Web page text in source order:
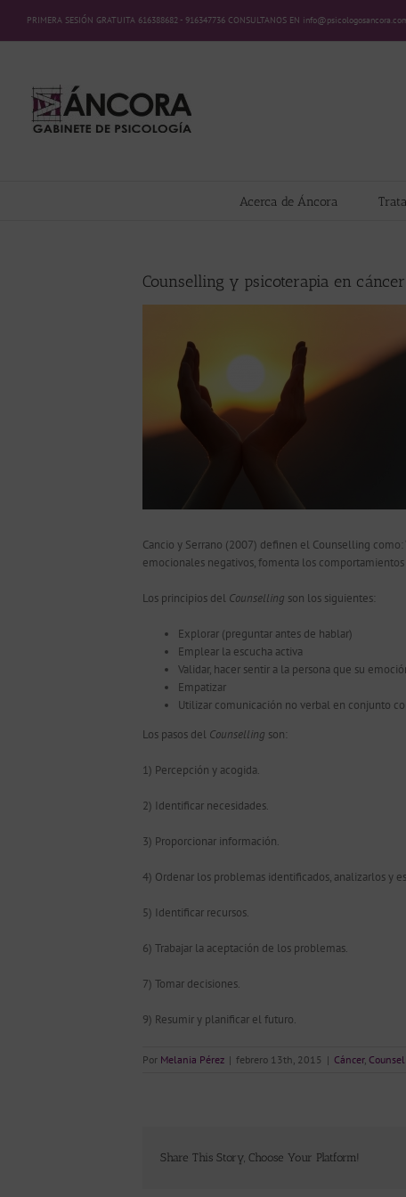
contenido
PRIMERA SESIÓN GRATUITA 616388682 - 916347736 CONSULTANOS EN
Acerca de Áncora
Counselling y psicoterapia en cáncer
Cancio y Serrano (2007) definen el Counselling
emocionales negativos, fomenta los
Los principios del Counselling son los siguientes:
Explorar (preguntar antes de hablar)
Emplear la escucha activa
Validar, hacer sentir a la persona que su
Empatizar
Utilizar comunicación no verbal en conjunto
Los pasos del Counselling son:
1) Percepción y acogida.
2) Identificar necesidades.
3) Proporcionar información.
4) Ordenar los problemas identificados, analizarlos y
5) Identificar recursos.
6) Trabajar la aceptación de los problemas.
7) Tomar decisiones.
9) Resumir y planificar el futuro.
Por Melania Pérez | febrero 13th, 2015 | Cáncer,
Share This Story, Choose Your Platform!